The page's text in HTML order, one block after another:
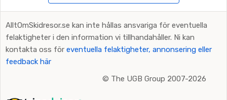
AlltOmSkidresor.se kan inte hållas ansvariga för eventuella
felaktigheter i den information vi tillhandahåller. Ni kan
kontakta oss för eventuella felaktigheter, annonsering eller
feedback här
© The UGB Group 2007-2026